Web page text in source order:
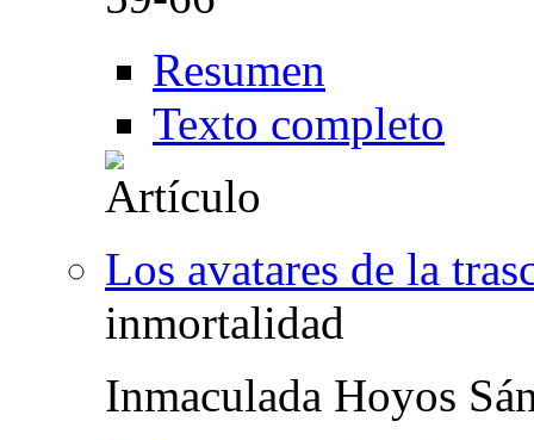
Resumen
Texto completo
Los avatares de la
inmortalidad
Inmaculada Hoyos